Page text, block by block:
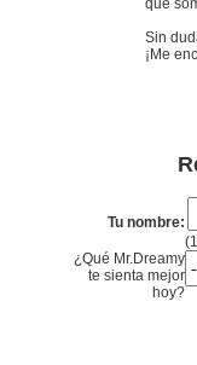
qué
Sin
¡Me
Tu nombre:
¿Qué Mr.Dreamy
te sienta mejor
hoy?